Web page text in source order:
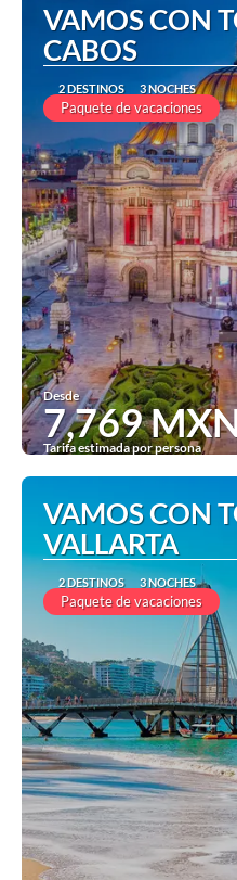
VAMOS CON
CABOS
2 DESTINOS 3 NOCHES
Paquete de vacaciones
Desde
7,769
Tarifa estimada por persona
VAMOS CON
VALLARTA
2 DESTINOS 3 NOCHES
Paquete de vacaciones